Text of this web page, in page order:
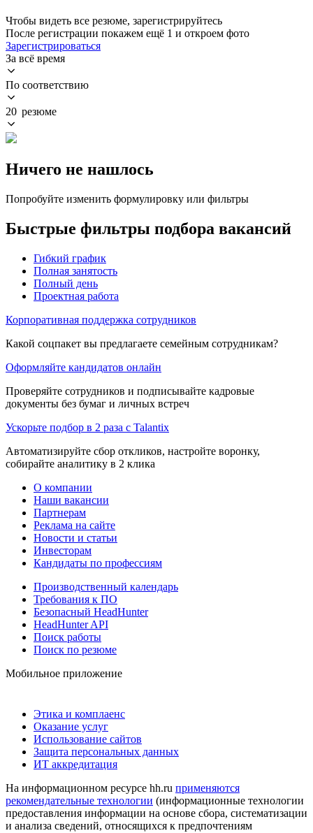
Чтобы видеть все резюме, зарегистрируйтесь
После регистрации покажем ещё 1 и откроем фото
Зарегистрироваться
За всё время
По соответствию
20 резюме
Ничего не нашлось
Попробуйте изменить формулировку или фильтры
Быстрые фильтры подбора вакансий
Гибкий график
Полная занятость
Полный день
Проектная работа
Корпоративная поддержка сотрудников
Какой соцпакет вы предлагаете семейным сотрудникам?
Оформляйте кандидатов онлайн
Проверяйте сотрудников и подписывайте кадровые
документы без бумаг и личных встреч
Ускорьте подбор в 2 раза с Talantix
Автоматизируйте сбор откликов, настройте воронку,
собирайте аналитику в 2 клика
О компании
Наши вакансии
Партнерам
Реклама на сайте
Новости и статьи
Инвесторам
Кандидаты по профессиям
Производственный календарь
Требования к ПО
Безопасный HeadHunter
HeadHunter API
Поиск работы
Поиск по резюме
Мобильное приложение
Этика и комплаенс
Оказание услуг
Использование сайтов
Защита персональных данных
ИТ аккредитация
На информационном ресурсе hh.ru применяются
рекомендательные технологии (информационные технологии
предоставления информации на основе сбора, систематизации
и анализа сведений, относящихся к предпочтениям